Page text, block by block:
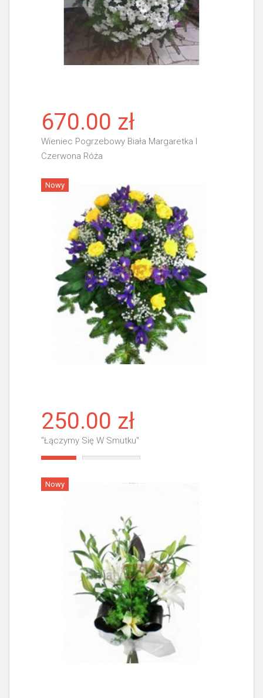
670.00 zł
Wieniec Pogrzebowy Biała Margaretka I
Czerwona Róża
Więcej
Nowy
250.00 zł
"Łączymy Się W Smutku"
Nowy